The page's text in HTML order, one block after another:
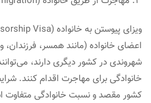
اعضای خانواده (مانند همسر، فرزندان،
شهروندی در کشور دیگری دارند،
خانوادگی برای مهاجرت اقدام کنند.
کشور مقصد و نسبت خانوادگی